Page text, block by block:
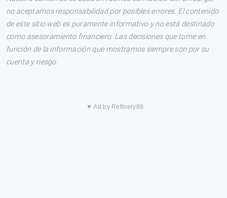
no aceptamos responsabilidad por posibles errores. El contenido
de este sitio web es puramente informativo y no está destinado
como asesoramiento financiero. Las decisiones que tome en
función de la información que mostramos siempre son por su
cuenta y riesgo.
▼ Ad by Refinery89